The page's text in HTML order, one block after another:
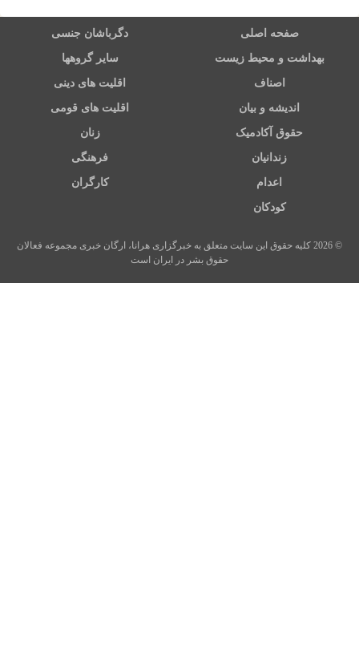
صفحه اصلی دگرباشان جنسی
بهداشت و محیط زیست سایر گروهها
اصناف اقلیت های دینی
اندیشه و بیان اقلیت های قومی
حقوق آکادمیک زنان
زندانیان فرهنگی
اعدام کارگران
کودکان
© 2026 کلیه حقوق این سایت متعلق به خبرگزاری هرانا، ارگان خبری مجموعه فعالان
حقوق بشر در ایران است